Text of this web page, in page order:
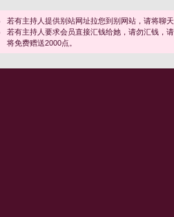
若有主持人提供别站网址拉您到别网站，请将聊
若有主持人要求会员直接汇钱给她，请勿汇钱，
将免费赠送2000点。